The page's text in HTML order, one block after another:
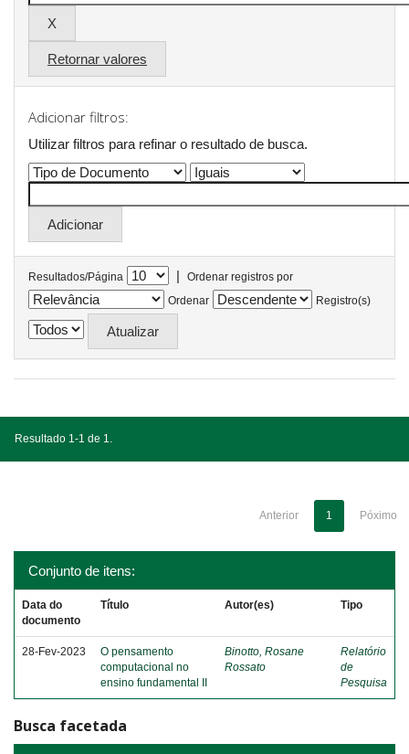
Retornar valores
Adicionar filtros:
Utilizar filtros para refinar o resultado de busca.
Resultados/Página |
Ordenar registros por
Ordenar
Registro(s)
Resultado 1-1 de 1.
Anterior 1 Póximo
Conjunto de itens:
Data do
documento
Título Autor(es) Tipo
28-Fev-2023
O pensamento
computacional no
ensino fundamental II
Binotto, Rosane
Rossato
Relatório
de
Pesquisa
Busca facetada